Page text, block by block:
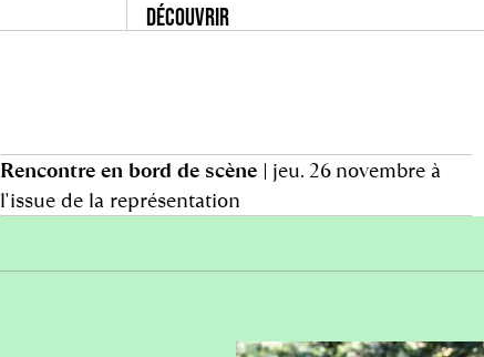
DÉCOUVRIR
Rencontre en bord de scène| jeu. 26 novembre à
l'issue de la représentation